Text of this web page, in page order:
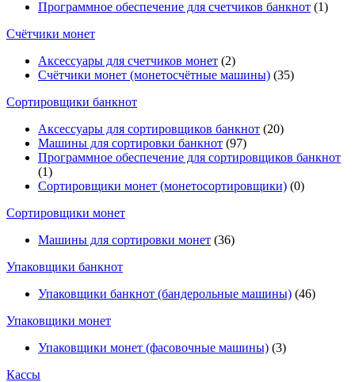
Программное обеспечение для счетчиков банкнот (1)
Счётчики монет
Аксессуары для счетчиков монет (2)
Счётчики монет (монетосчётные машины) (35)
Cортировщики банкнот
Аксессуары для сортировщиков банкнот (20)
Машины для сортировки банкнот (97)
Программное обеспечение для сортировщиков банкнот
(1)
Сортировщики монет (монетосортировщики) (0)
Сортировщики монет
Машины для сортировки монет (36)
Упаковщики банкнот
Упаковщики банкнот (бандерольные машины) (46)
Упаковщики монет
Упаковщики монет (фасовочные машины) (3)
Кассы